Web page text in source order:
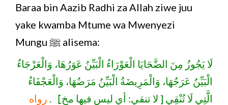
Baraa bin Aazib Radhi za Allah ziwe juu
yake kwamba Mtume wa Mwenyezi
Mungu ﷺ alisema:
لَا يَجُوزُ مِنَ الضَّحَايَا الْعَوْرَاءُ الْبَيِّنُ عَوَرُهَا، وَالْعَرْجَاءُ
الْبَيِّنُ عَرَجُهَا، وَالْمَرِيضَةُ الْبَيِّنُ مَرَضُهَا، وَالْعَجْفَاءُ
الَّتِي لَا تُنْقِي [ لا تنقي: أي ليس فيها مخ]ِ . رواه